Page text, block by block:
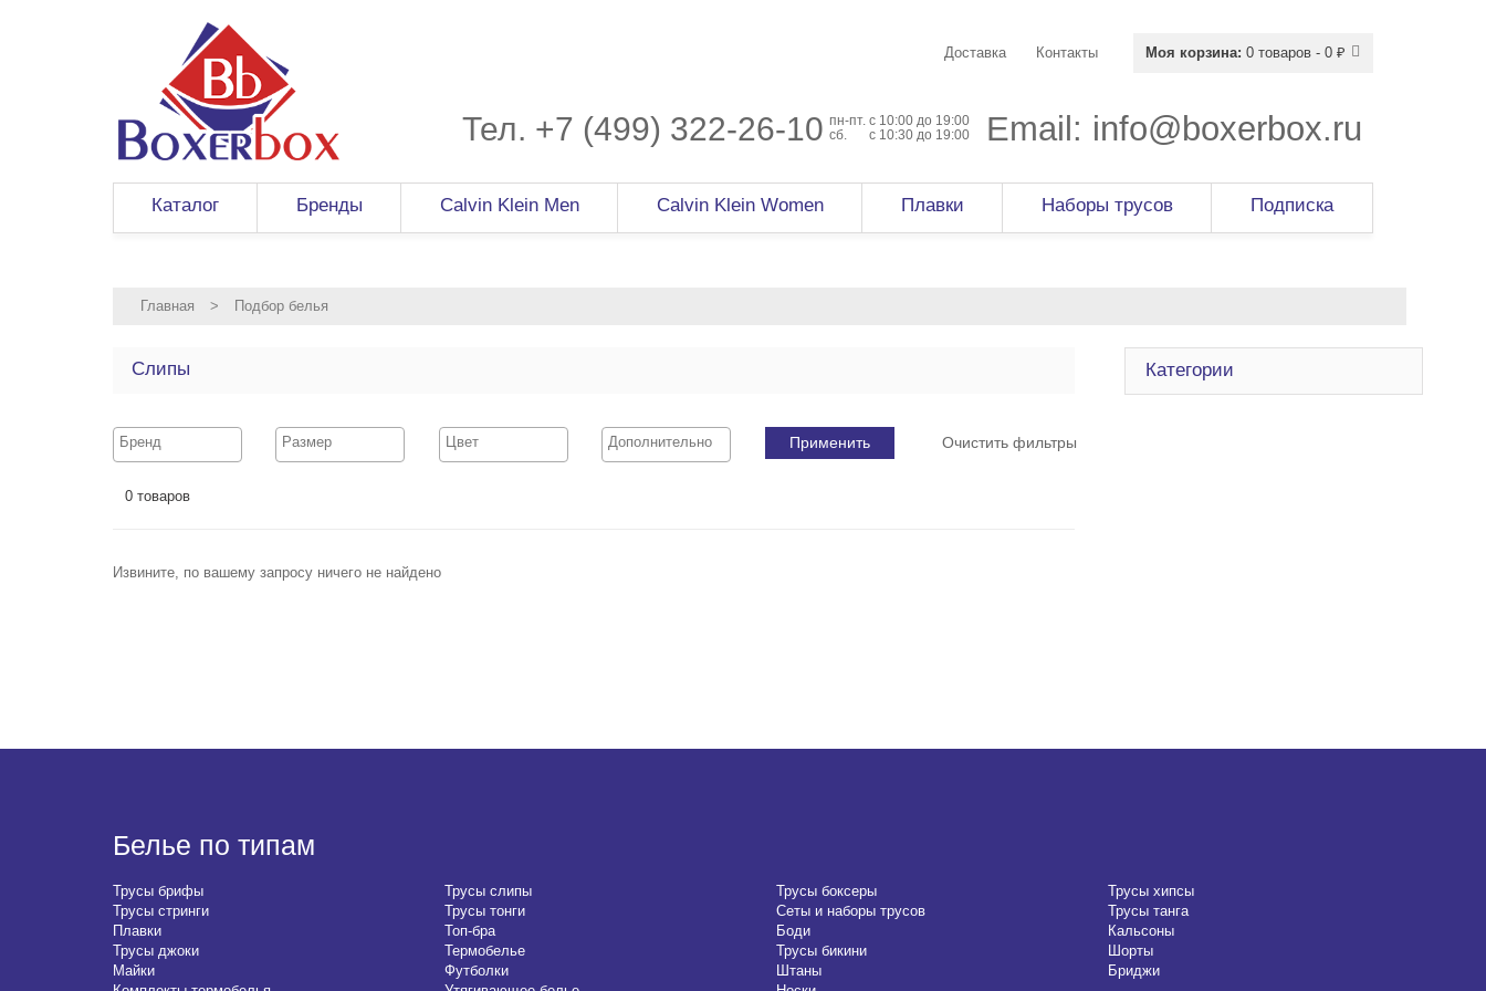
Моя корзина: 0 товаров - 0 ₽
Доставка Контакты
Тел. +7 (499) 322-26-10 пн-пт. c 10:00 до 19:00
сб.
с 10:30 до 19:00 Email: info@boxerbox.ru
Каталог Бренды Calvin Klein Men Calvin Klein Women Плавки Наборы трусов Подписка
Главная > Подбор белья
Категории
Слипы
Применить Очистить фильтры
0 товаров
Извините, по вашему запросу ничего не найдено
Белье по типам
Трусы брифы Трусы слипы Трусы боксеры
Трусы хипсы
Трусы стринги
Трусы тонги Сеты и наборы трусов
Трусы танга
Плавки
Топ-бра Боди
Кальсоны
Трусы джоки
Термобелье Трусы бикини
Шорты
Майки
Футболки Штаны
Бриджи